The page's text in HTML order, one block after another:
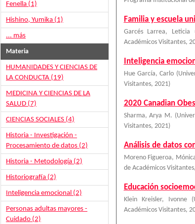
Familia y escuela
Garcés Larrea, Leticia
Académicos Visitantes,
Inteligencia
Hue García, Carlo (
Visitantes, 2021)
2020 Canadian
Sharma, Arya M. (
Visitantes, 2021)
Análisis de datos
Moreno Figueroa,
de Académicos Visitantes,
Educación
Klein Kreisler, Ivonne (
Académicos Visitantes,
Fenella (1)
Hishino, Yumika (1)
... más
Materia
HUMANIDADES Y CIENCIAS DE
LA CONDUCTA (19)
MEDICINA Y CIENCIAS DE LA
SALUD (7)
CIENCIAS SOCIALES (4)
Historia - Investigación -
Procesamiento de datos (2)
Historia - Metodología (2)
Historiografía (2)
Inteligencia emocional (2)
Personas adultas mayores -
Cuidado (2)